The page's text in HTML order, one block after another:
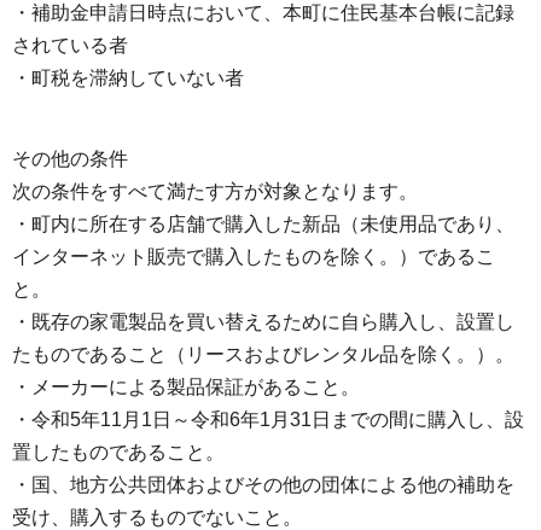
・補助金申請日時点において、本町に住民基本台帳に記録
されている者
・町税を滞納していない者
その他の条件
次の条件をすべて満たす方が対象となります。
・町内に所在する店舗で購入した新品（未使用品であり、
インターネット販売で購入したものを除く。）であるこ
と。
・既存の家電製品を買い替えるために自ら購入し、設置し
たものであること（リースおよびレンタル品を除く。）。
・メーカーによる製品保証があること。
・令和5年11月1日～令和6年1月31日までの間に購入し、設
置したものであること。
・国、地方公共団体およびその他の団体による他の補助を
受け、購入するものでないこと。